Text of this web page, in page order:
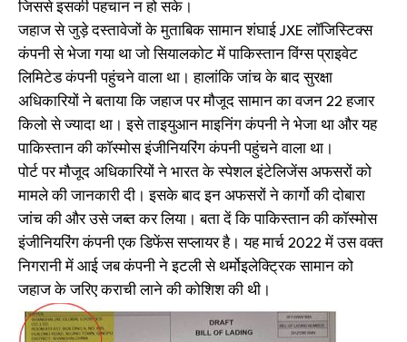
जिससे इसकी पहचान न हो सके।
जहाज से जुड़े दस्तावेजों के मुताबिक सामान शंघाई JXE लॉजिस्टिक्स
कंपनी से भेजा गया था जो सियालकोट में पाकिस्तान विंग्स प्राइवेट
लिमिटेड कंपनी पहुंचने वाला था। हालांकि जांच के बाद सुरक्षा
अधिकारियों ने बताया कि जहाज पर मौजूद सामान का वजन 22 हजार
किलो से ज्यादा था। इसे ताइयुआन माइनिंग कंपनी ने भेजा था और यह
पाकिस्तान की कॉस्मोस इंजीनियरिंग कंपनी पहुंचने वाला था।
पोर्ट पर मौजूद अधिकारियों ने भारत के स्पेशल इंटेलिजेंस अफसरों को
मामले की जानकारी दी। इसके बाद इन अफसरों ने कार्गो की दोबारा
जांच की और उसे जब्त कर लिया। बता दें कि पाकिस्तान की कॉस्मोस
इंजीनियरिंग कंपनी एक डिफेंस सप्लायर है। यह मार्च 2022 में उस वक्त
निगरानी में आई जब कंपनी ने इटली से थर्मोइलेक्ट्रिक सामान को
जहाज के जरिए कराची लाने की कोशिश की थी।